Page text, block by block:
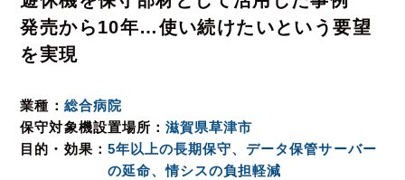
発売から10年…使い続けたいという要望
を実現
業種
総合病院
保守対象機設置場所
滋賀県草津市
目的・効果
5年以上の長期保守、データ保管サーバー
の延命、情シスの負担軽減